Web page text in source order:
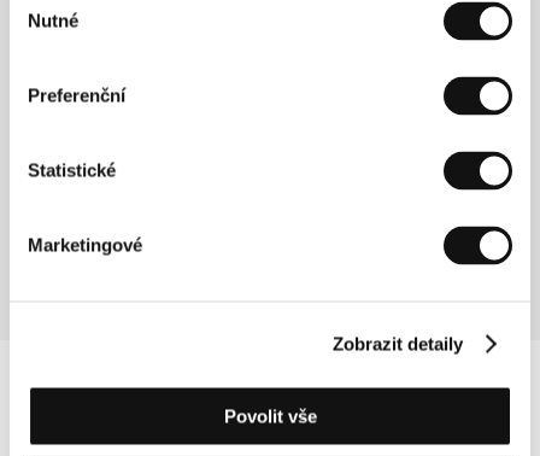
souhlasu
Nutné
Preferenční
Statistické
Marketingové
Zobrazit detaily
Povolit vše
Režie: Pieter Van Hees / Belgie, 2008, 110 min
25 karátů